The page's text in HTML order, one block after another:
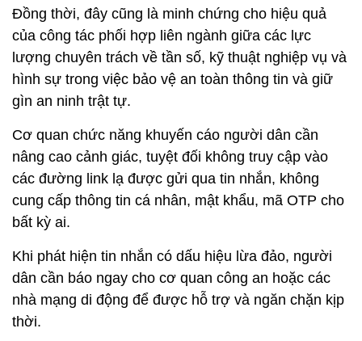
Đồng thời, đây cũng là minh chứng cho hiệu quả
của công tác phối hợp liên ngành giữa các lực
lượng chuyên trách về tần số, kỹ thuật nghiệp vụ và
hình sự trong việc bảo vệ an toàn thông tin và giữ
gìn an ninh trật tự.
Cơ quan chức năng khuyến cáo người dân cần
nâng cao cảnh giác, tuyệt đối không truy cập vào
các đường link lạ được gửi qua tin nhắn, không
cung cấp thông tin cá nhân, mật khẩu, mã OTP cho
bất kỳ ai.
Khi phát hiện tin nhắn có dấu hiệu lừa đảo, người
dân cần báo ngay cho cơ quan công an hoặc các
nhà mạng di động để được hỗ trợ và ngăn chặn kịp
thời.